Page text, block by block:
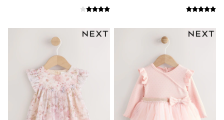
Shorts
Joggers
adidas
Nike
All Girls Schoolwear
Shoes
Dresses
Trousers
Skirts